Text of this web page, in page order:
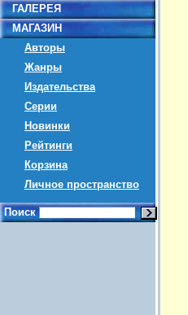
ГАЛЕРЕЯ
МАГАЗИН
Авторы
Жанры
Издательства
Серии
Новинки
Рейтинги
Корзина
Личное пространство
Поиск